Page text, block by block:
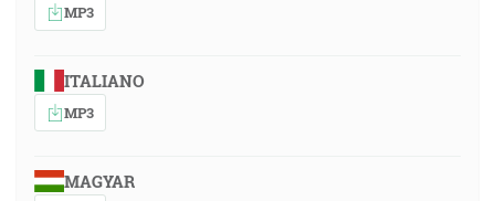
MP3
ITALIANO
MP3
MAGYAR